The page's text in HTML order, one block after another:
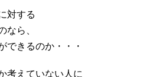
対する
なら、
できるのか・・・
考えていない人に